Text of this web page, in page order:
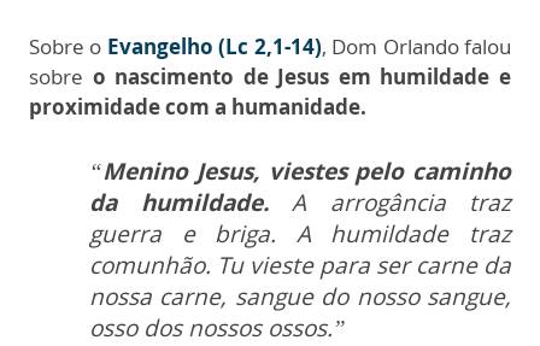
Sobre o Evangelho (Lc 2,1-14), Dom Orlando falou
sobre o nascimento de Jesus em humildade e
proximidade com a humanidade.
“Menino Jesus, viestes pelo caminho
da humildade.A arrogância traz
guerra e briga. A humildade traz
comunhão. Tu vieste para ser carne da
nossa carne, sangue do nosso sangue,
osso dos nossos ossos.”